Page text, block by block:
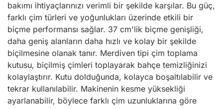
bakımı ihtiyaçlarınızı verimli bir şekilde karşılar. Bu güç,
farklı çim türleri ve yoğunlukları üzerinde etkili bir
biçme performansı sağlar. 37 cm'lik biçme genişliği,
daha geniş alanların daha hızlı ve kolay bir şekilde
biçilmesine olanak tanır. Merdiven tipi çim toplama
kutusu, biçilmiş çimleri toplayarak bahçe temizliğinizi
kolaylaştırır. Kutu dolduğunda, kolayca boşaltılabilir ve
tekrar kullanılabilir. Makinenin kesme yüksekliği
ayarlanabilir, böylece farklı çim uzunluklarına göre